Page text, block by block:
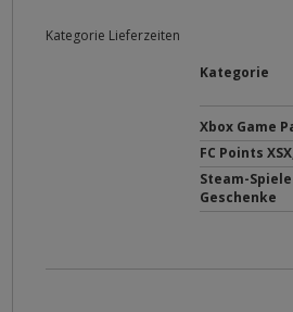
Kategorie Lieferzeiten
Kategorie
Xbox Game
FC Points
Steam-
Geschenke